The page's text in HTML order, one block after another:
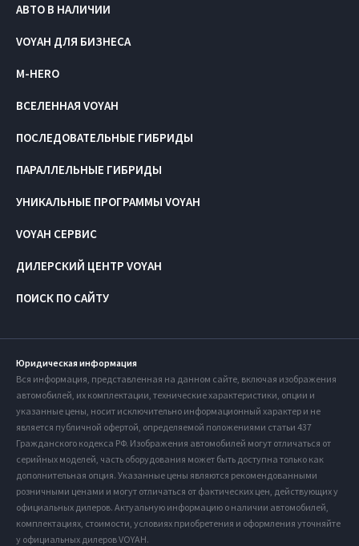
АВТО В НАЛИЧИИ
VOYAH ДЛЯ БИЗНЕСА
M-HERO
ПОИСК ПО САЙТУ
ВСЕЛЕННАЯ VOYAH
ПОСЛЕДОВАТЕЛЬНЫЕ ГИБРИДЫ
ПАРАЛЛЕЛЬНЫЕ ГИБРИДЫ
УНИКАЛЬНЫЕ ПРОГРАММЫ VOYAH
VOYAH СЕРВИС
ДИЛЕРСКИЙ ЦЕНТР VOYAH
Юридическая информация
Вся информация, представленная на данном сайте, включая изображения
автомобилей, их комплектации, технические характеристики, опции и
указанные цены, носит исключительно информационный характер и не
является публичной офертой, определяемой положениями статьи 437
Гражданского кодекса РФ. Изображения автомобилей могут отличаться от
серийных моделей, часть оборудования может быть доступна только как
дополнительная опция. Указанные цены являются рекомендованными
розничными ценами и могут отличаться от фактических цен, действующих у
официальных дилеров. Актуальную информацию о наличии автомобилей,
комплектациях, стоимости, условиях приобретения и оформления уточняйте
у официальных дилеров VOYAH.